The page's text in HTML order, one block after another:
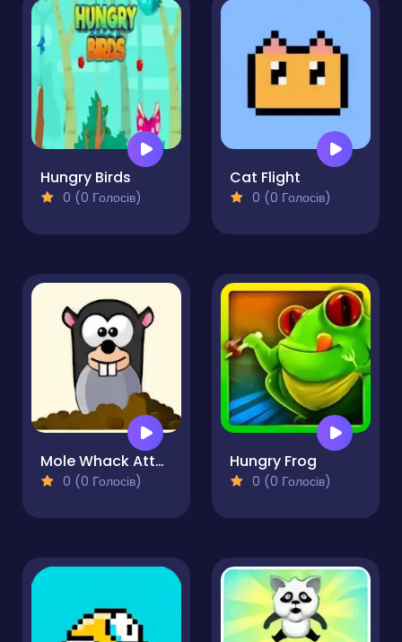
Hungry Birds
0 (0 Голосів)
Cat Flight
0 (0 Голосів)
Mole Whack Attack
0 (0 Голосів)
Hungry Frog
0 (0 Голосів)